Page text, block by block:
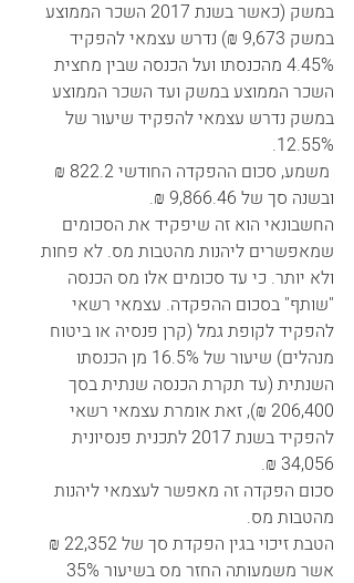
במשק (כאשר בשנת 2017 השכר הממוצע
במשק 9,673 ₪) נדרש עצמאי להפקיד
4.45% מהכנסתו ועל הכנסה שבין מחצית
השכר הממוצע במשק ועד השכר הממוצע
במשק נדרש עצמאי להפקיד שיעור של
12.55%.
משמע, סכום ההפקדה החודשי 822.2 ₪
ובשנה סך של 9,866.46 ₪.
החשבונאי הוא זה שיפקיד את הסכומים
שמאפשרים ליהנות מהטבות מס. לא פחות
ולא יותר. כי עד סכומים אלו מס הכנסה
"שותף" בסכום ההפקדה. עצמאי רשאי
להפקיד לקופת גמל (קרן פנסיה או ביטוח
מנהלים) שיעור של 16.5% מן הכנסתו
השנתית (עד תקרת הכנסה שנתית בסך
206,400 ₪), זאת אומרת עצמאי רשאי
להפקיד בשנת 2017 לתכנית פנסיונית
34,056 ₪.
סכום הפקדה זה מאפשר לעצמאי ליהנות
מהטבות מס.
הטבת זיכוי בגין הפקדת סך של 22,352 ₪